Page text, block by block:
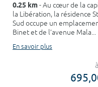
0.25 km- Au cœur de la
la Libération, la résidence
Sud occupe un
Binet et de l’avenue Mala...
En savoir plus